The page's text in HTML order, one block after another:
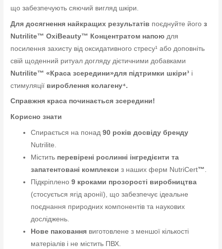
що забезпечують сяючий вигляд шкіри.
Для досягнення найкращих результатів поєднуйте йогоз
Nutrilite™ OxiBeauty™ Концентратом напою для
посилення захисту від оксидативного стресу¹ або доповніть
свій щоденний ритуал догляду дієтичними добавками
Nutrilite™ «Краса зсередини»для підтримки шкіри³ і
стимуляції вироблення колагену⁴.
Справжня краса починається зсередини!
Корисно знати
Спирається на понад90 років досвіду бренду
Nutrilite.
Містить перевірені рослинні інгредієнти та
запатентовані комплекси з наших ферм NutriCert™.
Підкріплено9 кроками прозорості виробництва
(стосується ягід аронії), що забезпечує ідеальне
поєднання природних компонентів та наукових
досліджень.
Нове паковання виготовлене з меншої кількості
матеріалів і не містить ПВХ.